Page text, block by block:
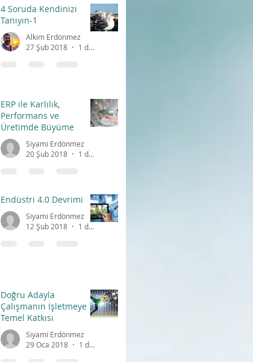
4 Soruda Kendinizi
Tanıyın-1
Alkım Erdönmez
27 Şub 2018
1 dakikada okunur
ERP ile Karlılık,
Performans ve
Üretimde Büyüme
Siyami Erdönmez
20 Şub 2018
1 dakikada okunur
Endüstri 4.0 Devrimi
Siyami Erdönmez
12 Şub 2018
1 dakikada okunur
Doğru Adayla
Çalışmanın İşletmeye 3
Temel Katkısı
Siyami Erdönmez
29 Oca 2018
1 dakikada okunur